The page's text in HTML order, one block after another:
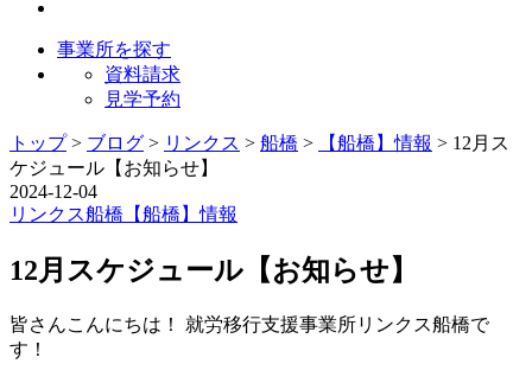
事業所を探す
資料請求
見学予約
トップ> ブログ > リンクス > 船橋 > 【船橋】情報 > 12月ス
ケジュール【お知らせ】
2024-12-04
リンクス船橋 【船橋】情報
12月スケジュール【お知らせ】
皆さんこんにちは！ 就労移行支援事業所リンクス船橋で
す！